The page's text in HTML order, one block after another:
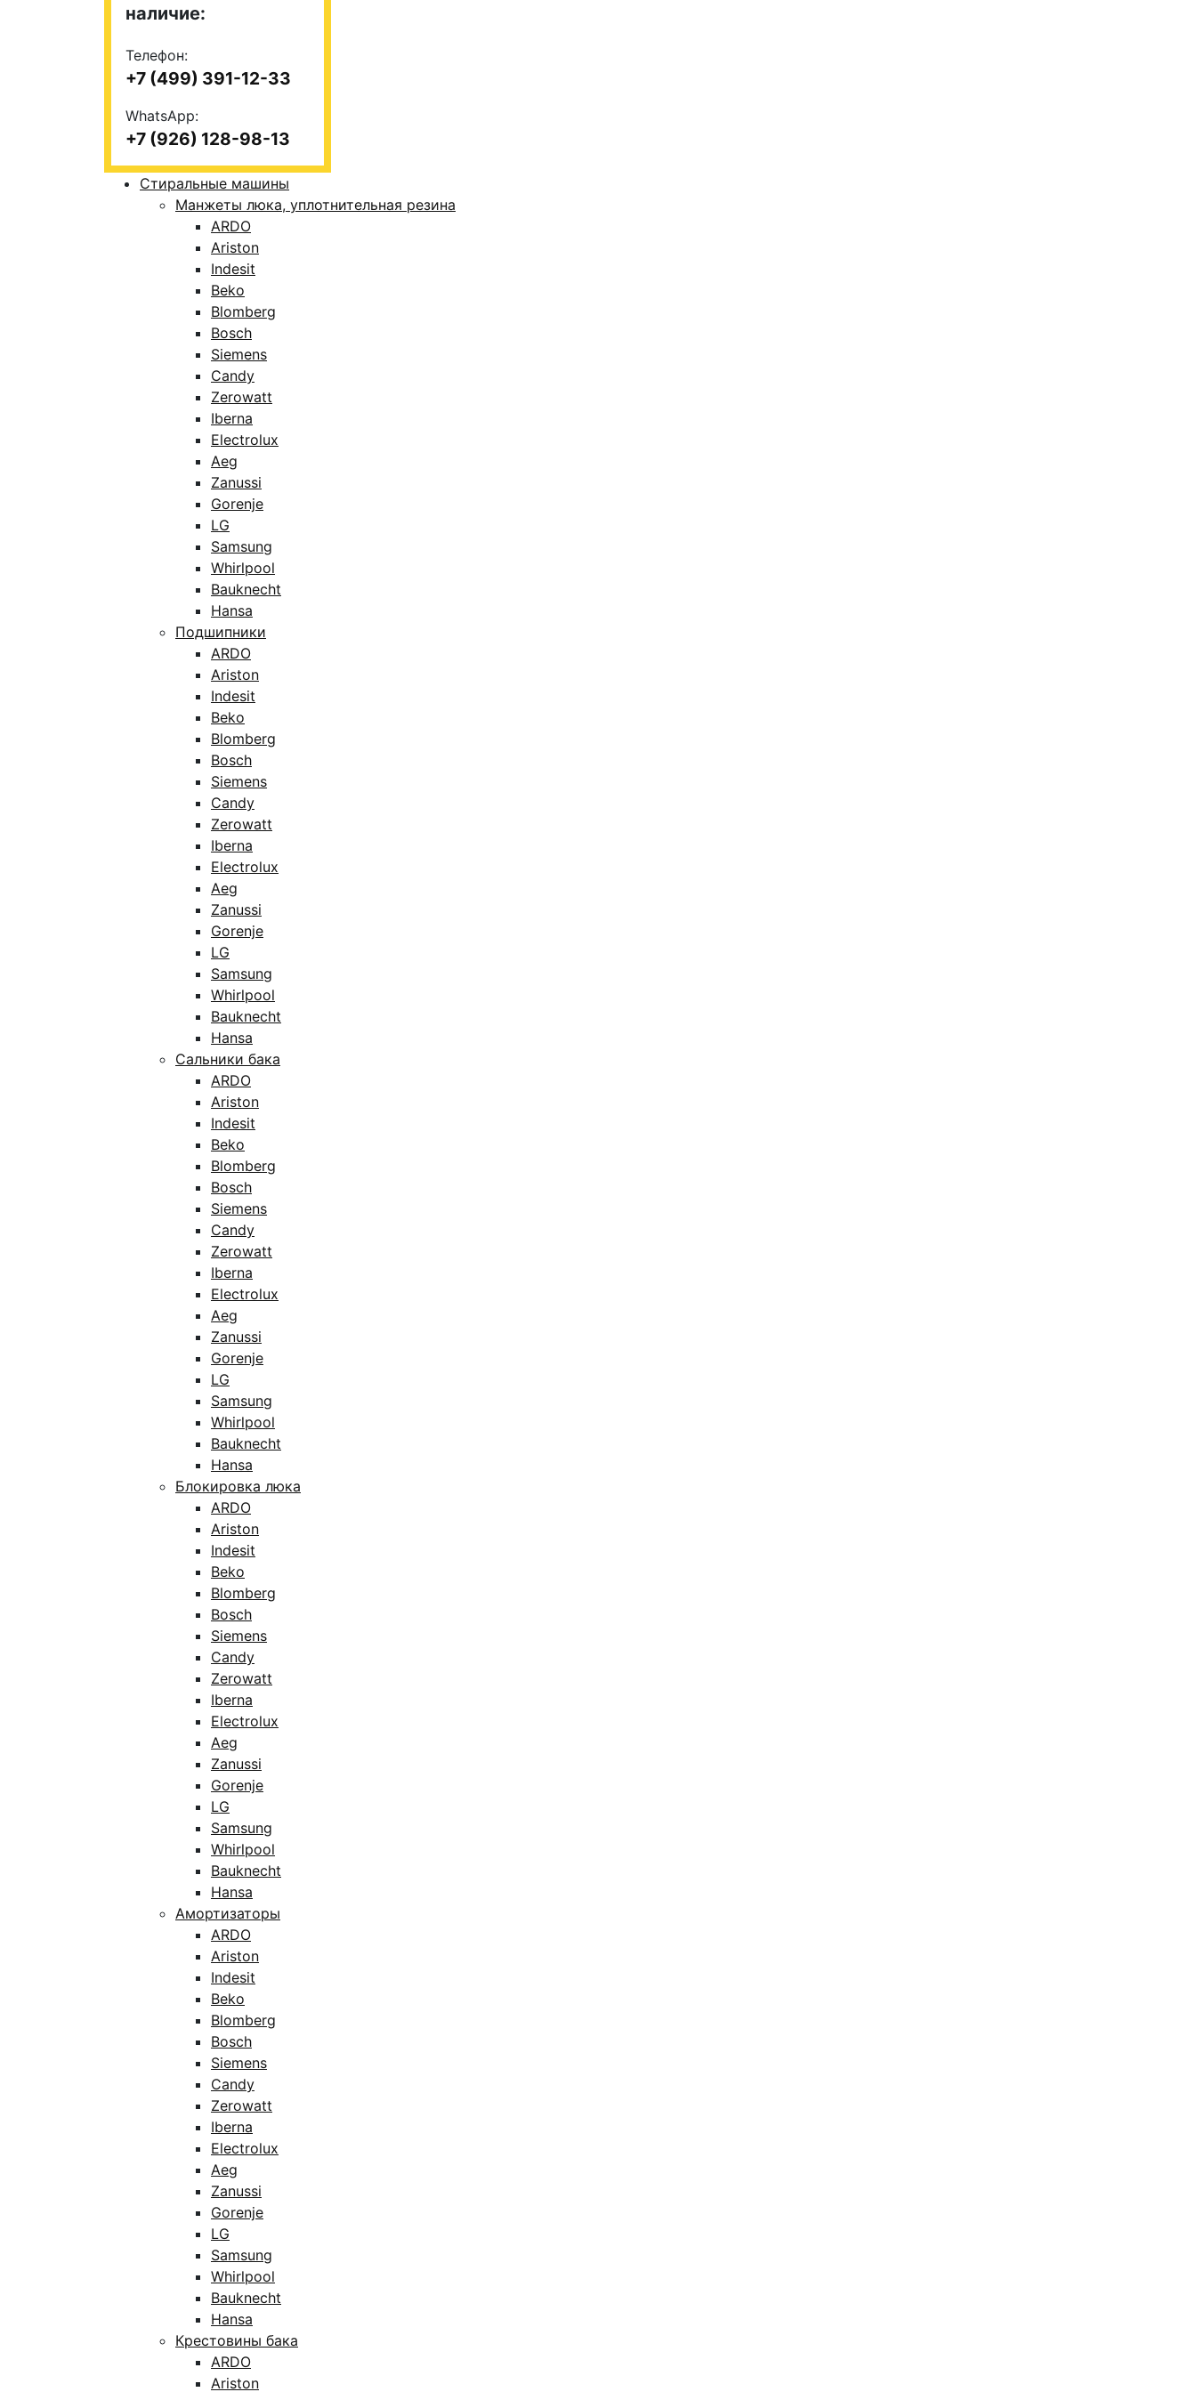
наличие:
Телефон:
+7 (499) 391-12-33
WhatsApp:
+7 (926) 128-98-13
Стиральные машины
Манжеты люка, уплотнительная резина
ARDO
Ariston
Indesit
Beko
Blomberg
Bosch
Siemens
Candy
Zerowatt
Iberna
Electrolux
Aeg
Zanussi
Gorenje
LG
Samsung
Whirlpool
Bauknecht
Hansa
Подшипники
ARDO
Ariston
Indesit
Beko
Blomberg
Bosch
Siemens
Candy
Zerowatt
Iberna
Electrolux
Aeg
Zanussi
Gorenje
LG
Samsung
Whirlpool
Bauknecht
Hansa
Сальники бака
ARDO
Ariston
Indesit
Beko
Blomberg
Bosch
Siemens
Candy
Zerowatt
Iberna
Electrolux
Aeg
Zanussi
Gorenje
LG
Samsung
Whirlpool
Bauknecht
Hansa
Блокировка люка
ARDO
Ariston
Indesit
Beko
Blomberg
Bosch
Siemens
Candy
Zerowatt
Iberna
Electrolux
Aeg
Zanussi
Gorenje
LG
Samsung
Whirlpool
Bauknecht
Hansa
Амортизаторы
ARDO
Ariston
Indesit
Beko
Blomberg
Bosch
Siemens
Candy
Zerowatt
Iberna
Electrolux
Aeg
Zanussi
Gorenje
LG
Samsung
Whirlpool
Bauknecht
Hansa
Крестовины бака
ARDO
Ariston